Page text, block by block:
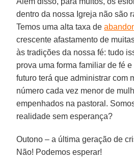
dentro da nossa Igreja não são
Temos uma alta taxa de
crescente afastamento de
às tradições da nossa fé: tudo
prova uma forma familiar de fé
futuro terá que administrar com
número cada vez menor de
empenhados na pastoral.
realidade sem esperança?
Outono – a última geração de
Não! Podemos esperar!